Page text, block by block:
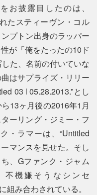
お披露目したのは、
たスティーヴン・コル
プトン出身のラッパー
が「俺をたったの10ド
た、名前の付いていな
はサプライズ・リリー
03 l 05.28.2013.”とし
13ヶ月後の2016年1月
ーリング・ジミー・フ
・ラマーは、“Untitled
マンスを見せた。そし
、Gファンク・ジャム
不機嫌そうなシンセ
組み合わされている。